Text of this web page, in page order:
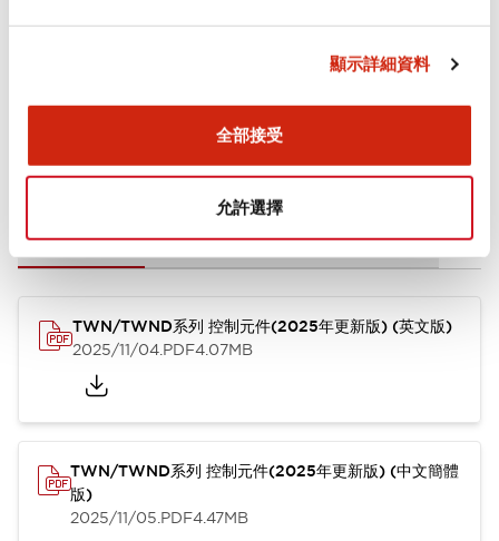
顯示詳細資料
全部接受
允許選擇
安裝和安裝規範
文件和檔案
型錄和宣傳手冊 CAD檔 認證與標準 技術文件 其他
TWN/TWND系列 控制元件(2025年更新版) (英文版)
2025/11/04.PDF4.07MB
TWN/TWND系列 控制元件(2025年更新版) (中文簡體
版)
2025/11/05.PDF4.47MB